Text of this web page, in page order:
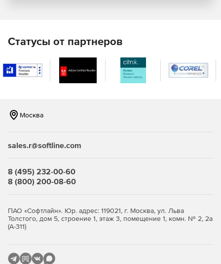
документы в портативном формате (PDF) любого типа
технологий оптического распознавания символов
(OCR). После конвертирования структура документа
останется прежней.
(Concurrent), удаленный пользователь (Remote User).
легко, как привычные текстовые документы. Можно
переписывать или добавлять целые абзацы, менять
Передовые технологии оптического распознавания
на различных языках, а также улучшить
Статусы от партнеров
Москва
sales.r@softline.com
8 (495) 232-00-60
8 (800) 200-08-60
ПАО «Софтлайн». Юр. адрес: 119021, г. Москва, ул. Льва
Толстого, дом 5, строение 1, этаж 3, помещение 1, комн. № 2, 2а
(А-311)